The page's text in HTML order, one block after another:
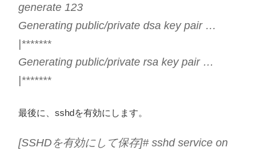
generate 123
Generating public/private dsa key pair …
|*******
Generating public/private rsa key pair …
|*******
最後に、sshdを有効にします。
[SSHDを有効にして保存]# sshd service on